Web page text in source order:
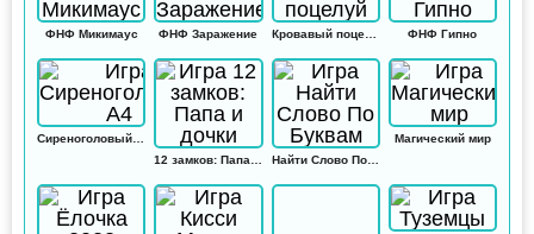
ФНФ Микимаус ФНФ Заражение Кровавый поцелуй ФНФ Гипно
Найти Слово По Буквам
Магический мир